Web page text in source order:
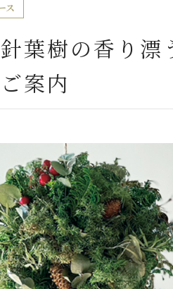
替えカバー
ス
葉樹の香り漂
案内